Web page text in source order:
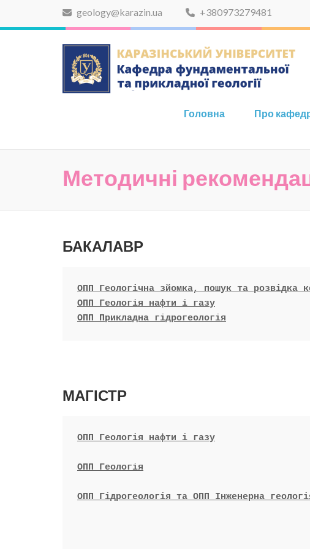
geology@karazin.ua +380973279481
Головна Про
Методичні
БАКАЛАВР
ОПП Геологічна зйомка, пошук та розвідка
ОПП Геологія нафти і газу
ОПП Прикладна гідрогеологія
МАГІСТР
ОПП Геологія нафти і газу
ОПП Геологія
ОПП Гідрогеологія та ОПП Інженерна